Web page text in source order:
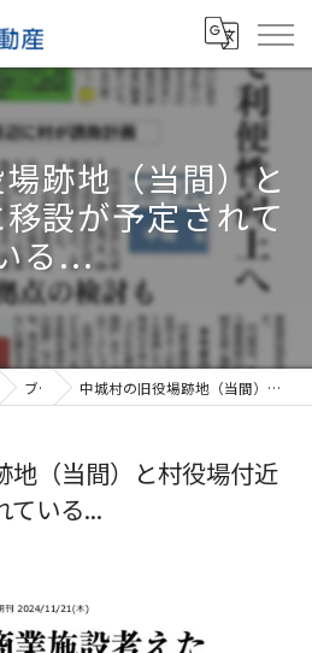
跡地（当間）と
設が予定されて
る...
ブログ 中城村の旧役場跡地（当間）と村役場付近に移設が予定されている...
地（当間）と村役場付近
ている...